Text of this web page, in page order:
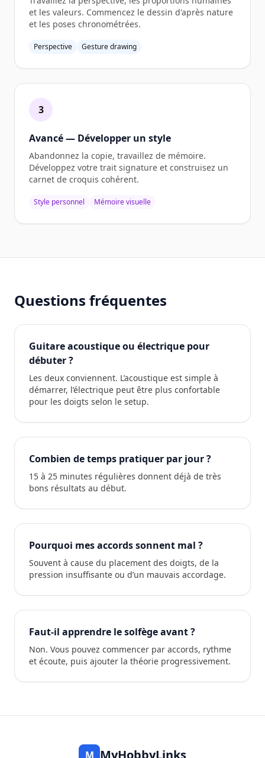
et les valeurs. Commencez le dessin d'après nature
et les poses chronométrées.
Perspective Gesture drawing
3
Avancé — Développer un style
Abandonnez la copie, travaillez de mémoire.
Développez votre trait signature et construisez un
carnet de croquis cohérent.
Style personnel Mémoire visuelle
Questions fréquentes
Guitare acoustique ou électrique pour
débuter ?
Les deux conviennent. L’acoustique est simple à
démarrer, l’électrique peut être plus confortable
pour les doigts selon le setup.
Combien de temps pratiquer par jour ?
15 à 25 minutes régulières donnent déjà de très
bons résultats au début.
Pourquoi mes accords sonnent mal ?
Souvent à cause du placement des doigts, de la
pression insuffisante ou d’un mauvais accordage.
Faut-il apprendre le solfège avant ?
Non. Vous pouvez commencer par accords, rythme
et écoute, puis ajouter la théorie progressivement.
M MyHobbyLinks